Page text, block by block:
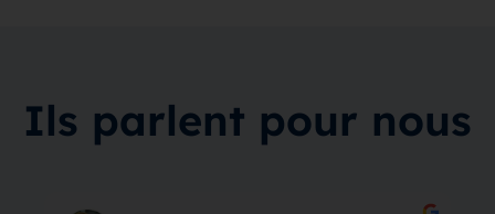
Ils parlent pour nous